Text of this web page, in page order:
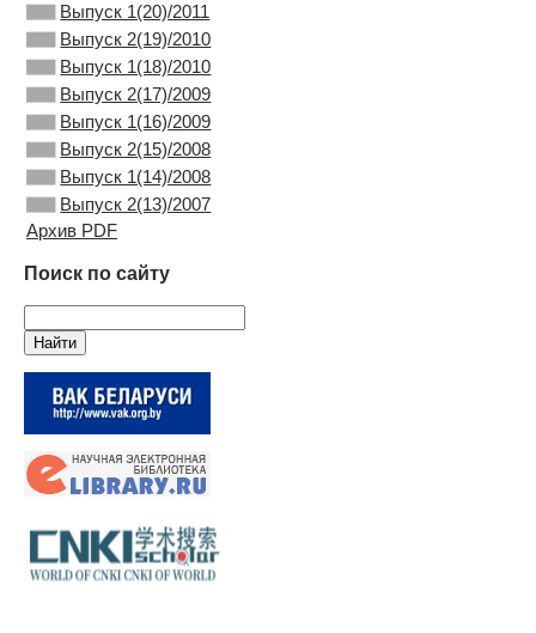
Выпуск 1(20)/2011
Выпуск 2(19)/2010
Выпуск 1(18)/2010
Выпуск 2(17)/2009
Выпуск 1(16)/2009
Выпуск 2(15)/2008
Выпуск 1(14)/2008
Выпуск 2(13)/2007
Архив PDF
Поиск по сайту